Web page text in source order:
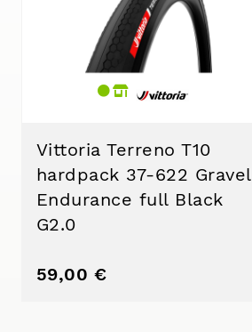
Vittoria Terreno T10
hardpack 37-622 Gravel
Endurance full Black
G2.0
59,00 €